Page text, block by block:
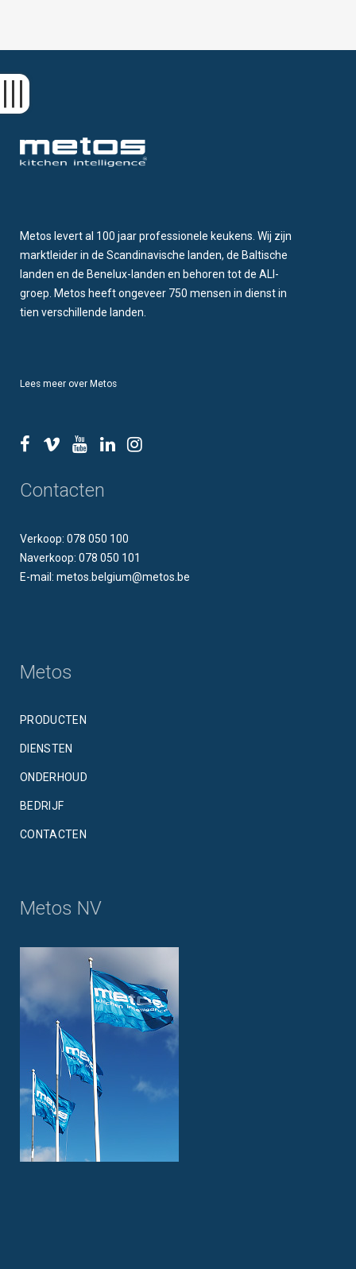
Metos levert al 100 jaar professionele keukens. Wij zijn
marktleider in de Scandinavische landen, de Baltische
landen en de Benelux-landen en behoren tot de ALI-
groep. Metos heeft ongeveer 750 mensen in dienst in
tien verschillende landen.
Lees meer over Metos
Contacten
Verkoop: 078 050 100
Naverkoop: 078 050 101
E-mail: metos.belgium@metos.be
Metos
PRODUCTEN
DIENSTEN
ONDERHOUD
BEDRIJF
CONTACTEN
Metos NV